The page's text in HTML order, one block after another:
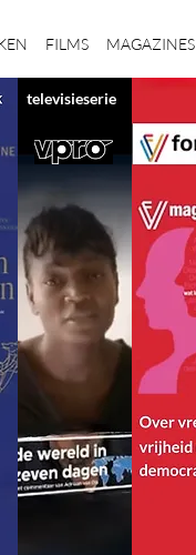
FILMS MAGAZINES
televisieserie